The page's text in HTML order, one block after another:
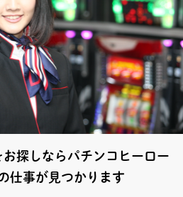
探しならパチンコヒーロー
仕事が見つかります